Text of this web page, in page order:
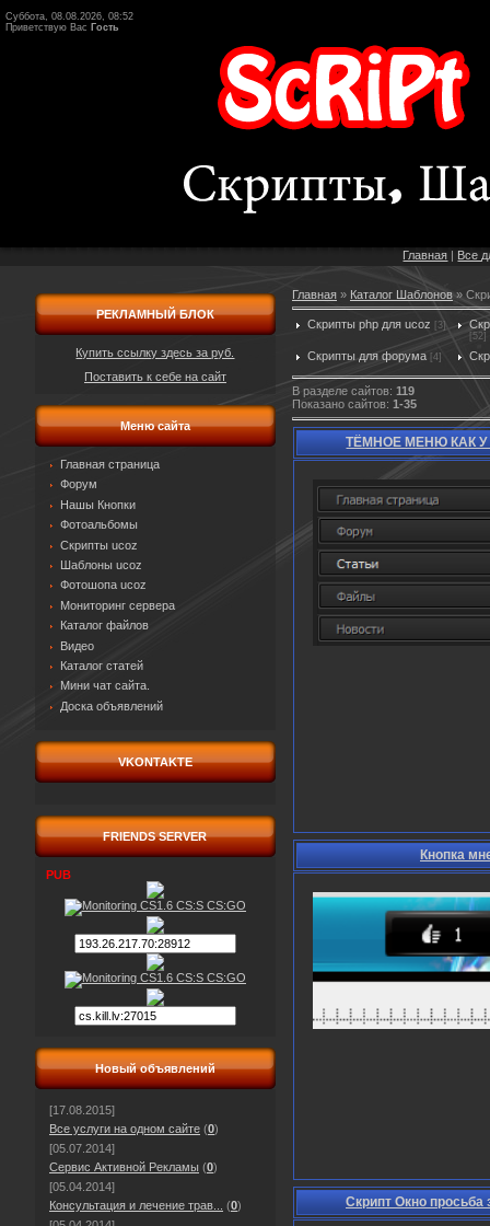
Суббота, 08.08.2026, 08:52
Приветствую Вас Гость
Главная | Все
РЕКЛАМНЫЙ БЛОК
Купить ссылку здесь заруб.
Поставить к себе на сайт
Меню сайта
Главная страница
Форум
Нашы Кнопки
Фотоальбомы
Скрипты ucoz
Шаблоны ucoz
Фотошопа ucoz
Мониторинг сервера
Каталог файлов
Видео
Каталог статей
Мини чат сайта.
Доска объявлений
VKONTAKTE
FRIENDS SERVER
PUB
Новый объявлений
[17.08.2015]
Все услуги на одном сайте (0)
[05.07.2014]
Сервис Активной Рекламы (0)
[05.04.2014]
Консультация и лечение трав...
(0)
Главная » Каталог Шаблонов»
Скрипты php для ucoz [3]
[52]
Скрипты для форума [4]
В разделе сайтов: 119
Показано сайтов: 1-35
ТЁМНОЕ МЕНЮ КАК
Кнопка
Скрипт Окно просьба